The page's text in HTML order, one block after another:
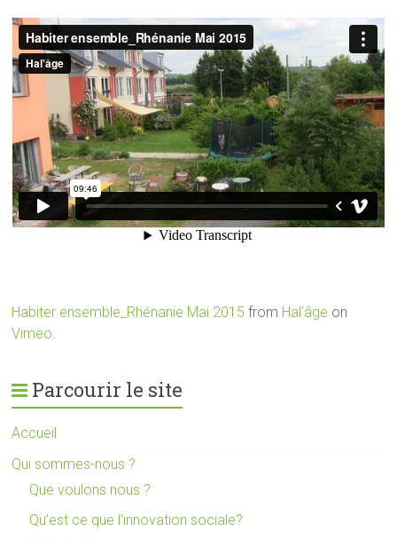
Habiter ensemble_Rhénanie Mai 2015 from Hal'âge on
Vimeo.
Parcourir le site
Accueil
Qui sommes-nous ?
Que voulons nous ?
Qu’est ce que l’innovation sociale?